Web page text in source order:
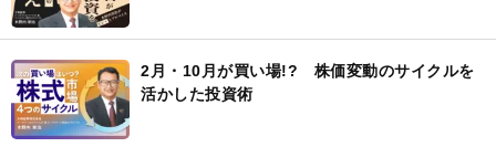
2月・10月が買い場!? 株価変動のサイクルを
活かした投資術